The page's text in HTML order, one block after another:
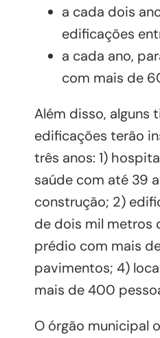
a cada dois
edificações
a cada ano,
com mais de
Além disso, alguns
edificações terão
três anos: 1)
saúde com até 39
construção; 2)
de dois mil metros
prédio com mais
pavimentos; 4)
mais de 400
O órgão municipal